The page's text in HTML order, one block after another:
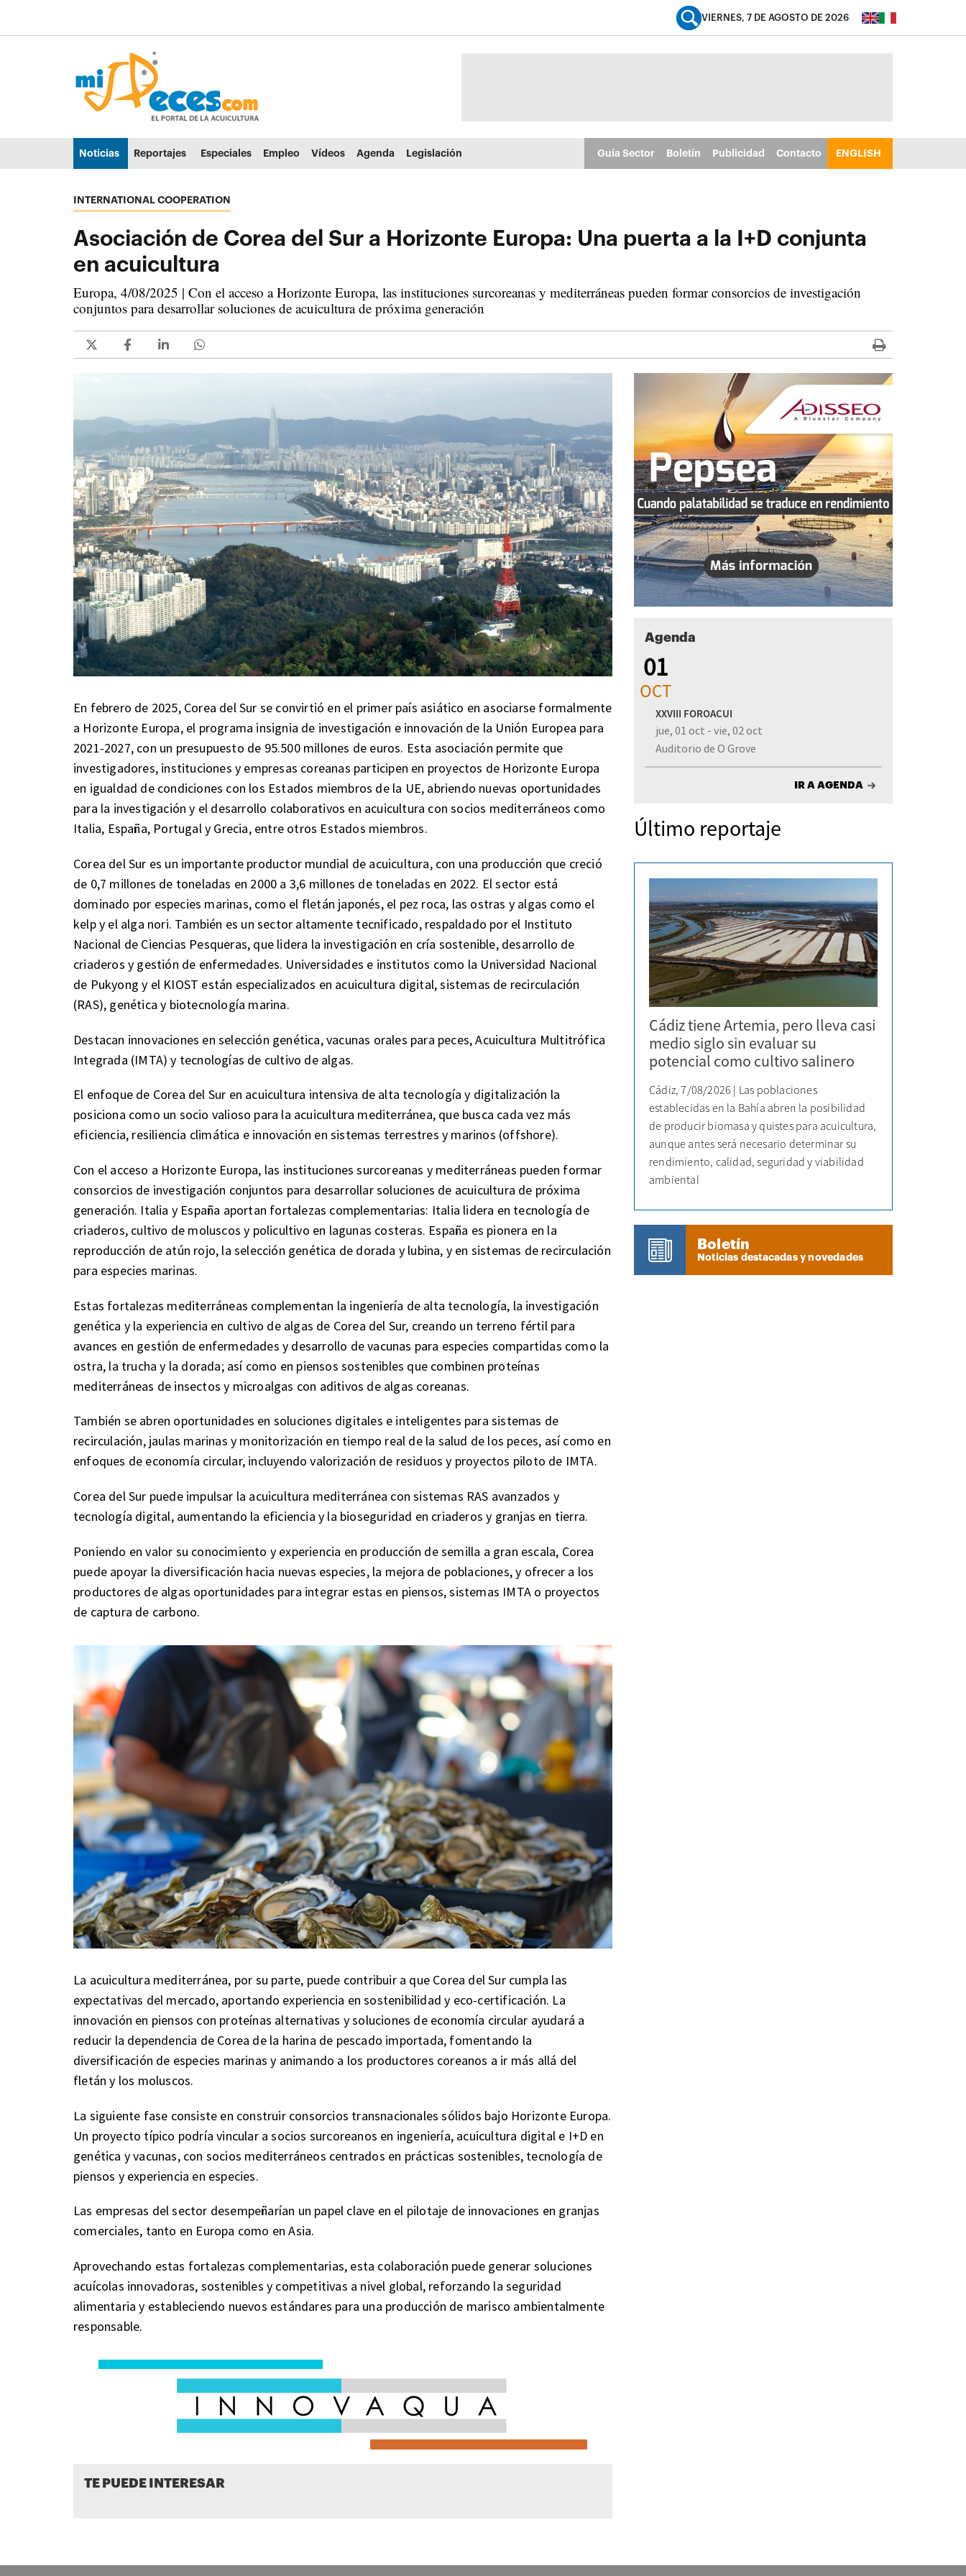
Ir al menú principal (alt + u)
VIERNES, 7 DE AGOSTO DE 2026
Noticias Reportajes Especiales Empleo Vídeos Agenda Legislación Guía Sector Boletín Publicidad Contacto ENGLISH
INTERNATIONAL COOPERATION
Asociación de Corea del Sur a Horizonte Europa: Una puerta a la I+D conjunta
en acuicultura
Europa, 4/08/2025 | Con el acceso a Horizonte Europa, las instituciones surcoreanas y mediterráneas pueden formar consorcios de investigación
conjuntos para desarrollar soluciones de acuicultura de próxima generación
En febrero de 2025, Corea del Sur se convirtió en el primer país asiático en asociarse formalmente
a Horizonte Europa, el programa insignia de investigación e innovación de la Unión Europea para
2021-2027, con un presupuesto de 95.500 millones de euros. Esta asociación permite que
investigadores, instituciones y empresas coreanas participen en proyectos de Horizonte Europa
en igualdad de condiciones con los Estados miembros de la UE, abriendo nuevas oportunidades
para la investigación y el desarrollo colaborativos en acuicultura con socios mediterráneos como
Italia, España, Portugal y Grecia, entre otros Estados miembros.
Corea del Sur es un importante productor mundial de acuicultura, con una producción que creció
de 0,7 millones de toneladas en 2000 a 3,6 millones de toneladas en 2022. El sector está
dominado por especies marinas, como el fletán japonés, el pez roca, las ostras y algas como el
kelp y el alga nori. También es un sector altamente tecnificado, respaldado por el Instituto
Nacional de Ciencias Pesqueras, que lidera la investigación en cría sostenible, desarrollo de
criaderos y gestión de enfermedades. Universidades e institutos como la Universidad Nacional
de Pukyong y el KIOST están especializados en acuicultura digital, sistemas de recirculación
(RAS), genética y biotecnología marina.
Destacan innovaciones en selección genética, vacunas orales para peces, Acuicultura Multitrófica
Integrada (IMTA) y tecnologías de cultivo de algas.
El enfoque de Corea del Sur en acuicultura intensiva de alta tecnología y digitalización la
posiciona como un socio valioso para la acuicultura mediterránea, que busca cada vez más
eficiencia, resiliencia climática e innovación en sistemas terrestres y marinos (offshore).
Con el acceso a Horizonte Europa, las instituciones surcoreanas y mediterráneas pueden formar
consorcios de investigación conjuntos para desarrollar soluciones de acuicultura de próxima
generación. Italia y España aportan fortalezas complementarias: Italia lidera en tecnología de
criaderos, cultivo de moluscos y policultivo en lagunas costeras. España es pionera en la
reproducción de atún rojo, la selección genética de dorada y lubina, y en sistemas de recirculación
para especies marinas.
Estas fortalezas mediterráneas complementan la ingeniería de alta tecnología, la investigación
genética y la experiencia en cultivo de algas de Corea del Sur, creando un terreno fértil para
avances en gestión de enfermedades y desarrollo de vacunas para especies compartidas como la
ostra, la trucha y la dorada; así como en piensos sostenibles que combinen proteínas
mediterráneas de insectos y microalgas con aditivos de algas coreanas.
También se abren oportunidades en soluciones digitales e inteligentes para sistemas de
recirculación, jaulas marinas y monitorización en tiempo real de la salud de los peces, así como en
enfoques de economía circular, incluyendo valorización de residuos y proyectos piloto de IMTA.
Corea del Sur puede impulsar la acuicultura mediterránea con sistemas RAS avanzados y
tecnología digital, aumentando la eficiencia y la bioseguridad en criaderos y granjas en tierra.
Poniendo en valor su conocimiento y experiencia en producción de semilla a gran escala, Corea
puede apoyar la diversificación hacia nuevas especies, la mejora de poblaciones, y ofrecer a los
productores de algas oportunidades para integrar estas en piensos, sistemas IMTA o proyectos
de captura de carbono.
La acuicultura mediterránea, por su parte, puede contribuir a que Corea del Sur cumpla las
expectativas del mercado, aportando experiencia en sostenibilidad y eco-certificación. La
innovación en piensos con proteínas alternativas y soluciones de economía circular ayudará a
reducir la dependencia de Corea de la harina de pescado importada, fomentando la
diversificación de especies marinas y animando a los productores coreanos a ir más allá del
fletán y los moluscos.
La siguiente fase consiste en construir consorcios transnacionales sólidos bajo Horizonte Europa.
Un proyecto típico podría vincular a socios surcoreanos en ingeniería, acuicultura digital e I+D en
genética y vacunas, con socios mediterráneos centrados en prácticas sostenibles, tecnología de
piensos y experiencia en especies.
Las empresas del sector desempeñarían un papel clave en el pilotaje de innovaciones en granjas
comerciales, tanto en Europa como en Asia.
Aprovechando estas fortalezas complementarias, esta colaboración puede generar soluciones
acuícolas innovadoras, sostenibles y competitivas a nivel global, reforzando la seguridad
alimentaria y estableciendo nuevos estándares para una producción de marisco ambientalmente
responsable.
TE PUEDE INTERESAR
Agenda
01
OCT
XXVIII FOROACUI
jue, 01 oct - vie, 02 oct
Auditorio de O Grove
IR A AGENDA
Último reportaje
Cádiz tiene Artemia, pero lleva casi
medio siglo sin evaluar su
potencial como cultivo salinero
Cádiz, 7/08/2026 | Las poblaciones
establecidas en la Bahía abren la posibilidad
de producir biomasa y quistes para acuicultura,
aunque antes será necesario determinar su
rendimiento, calidad, seguridad y viabilidad
ambiental
Boletín
Noticias destacadas y novedades